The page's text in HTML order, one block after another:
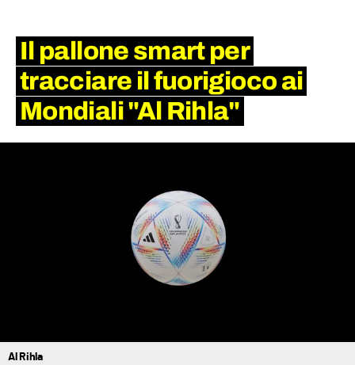
Il pallone smart per
tracciare il fuorigioco ai
Mondiali "Al Rihla"
Al Rihla